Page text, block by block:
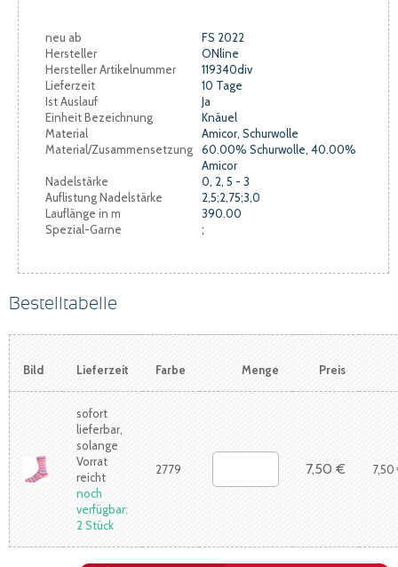
neu ab
FS 2022
Hersteller
ONline
Hersteller Artikelnummer
119340div
Lieferzeit
10 Tage
Ist Auslauf
Ja
Einheit Bezeichnung
Knäuel
Material
Amicor, Schurwolle
Material/Zusammensetzung
60.00% Schurwolle, 40.00%
Amicor
Nadelstärke
0, 2, 5 - 3
Auflistung Nadelstärke
2,5;2,75;3,0
Lauflänge in m
390.00
Spezial-Garne
;
Bestelltabelle
Bild Lieferzeit Farbe Menge Preis
sofort
lieferbar,
solange
Vorrat
reicht
noch
verfügbar:
2 Stück
2779 7,50 € 7,50